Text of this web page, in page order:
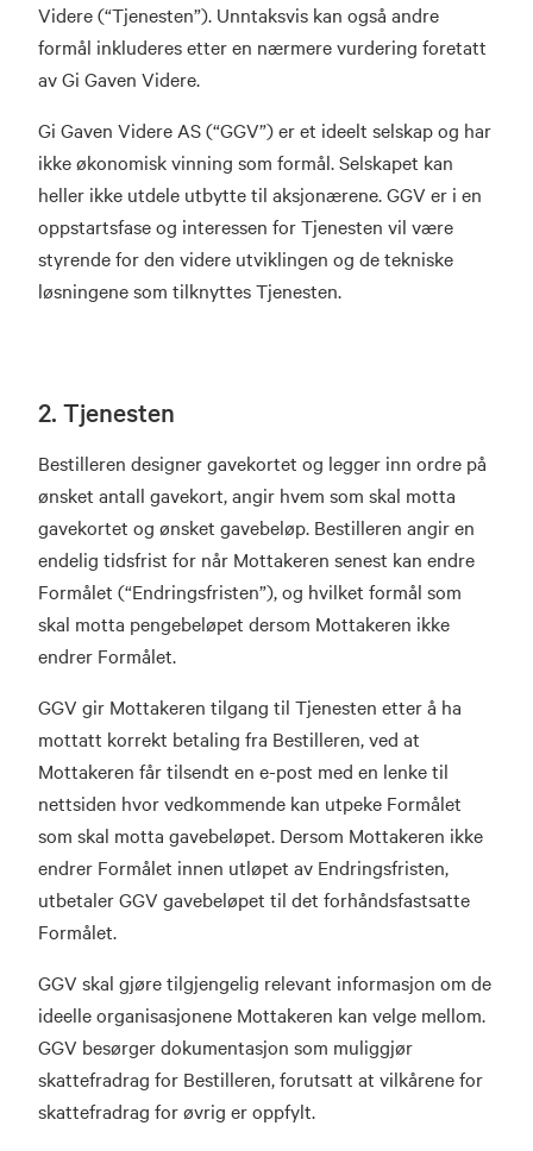
Videre (“Tjenesten”). Unntaksvis kan også andre
formål inkluderes etter en nærmere vurdering foretatt
av Gi Gaven Videre.
Gi Gaven Videre AS (“GGV”) er et ideelt selskap og har
ikke økonomisk vinning som formål. Selskapet kan
heller ikke utdele utbytte til aksjonærene. GGV er i en
oppstartsfase og interessen for Tjenesten vil være
styrende for den videre utviklingen og de tekniske
løsningene som tilknyttes Tjenesten.
2. Tjenesten
Bestilleren designer gavekortet og legger inn ordre på
ønsket antall gavekort, angir hvem som skal motta
gavekortet og ønsket gavebeløp. Bestilleren angir en
endelig tidsfrist for når Mottakeren senest kan endre
Formålet (“Endringsfristen”), og hvilket formål som
skal motta pengebeløpet dersom Mottakeren ikke
endrer Formålet.
GGV gir Mottakeren tilgang til Tjenesten etter å ha
mottatt korrekt betaling fra Bestilleren, ved at
Mottakeren får tilsendt en e-post med en lenke til
nettsiden hvor vedkommende kan utpeke Formålet
som skal motta gavebeløpet. Dersom Mottakeren ikke
endrer Formålet innen utløpet av Endringsfristen,
utbetaler GGV gavebeløpet til det forhåndsfastsatte
Formålet.
GGV skal gjøre tilgjengelig relevant informasjon om de
ideelle organisasjonene Mottakeren kan velge mellom.
GGV besørger dokumentasjon som muliggjør
skattefradrag for Bestilleren, forutsatt at vilkårene for
skattefradrag for øvrig er oppfylt.